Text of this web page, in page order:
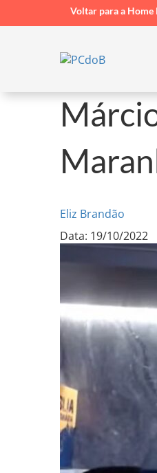
Voltar para a Home
Eliz Brandão
Data: 19/10/2022